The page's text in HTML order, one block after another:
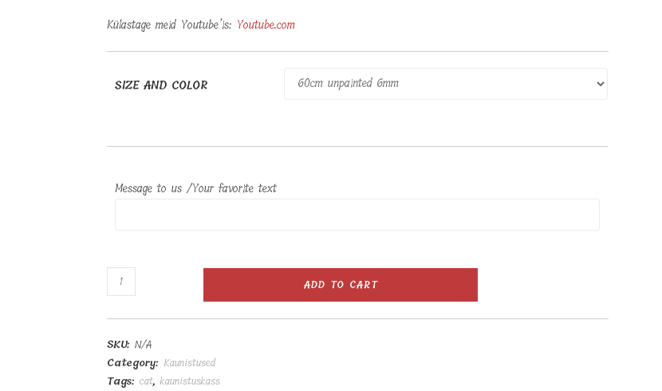
Külastage meid Youtube’is: Youtube.com
SIZE AND COLOR
Message to us /Your favorite text
Kaunistus
Kass
seisab
30-
100cm
quantity
ADD TO CART
SKU: N/A
Category: Kaunistused
Tags: cat,kaunistuskass